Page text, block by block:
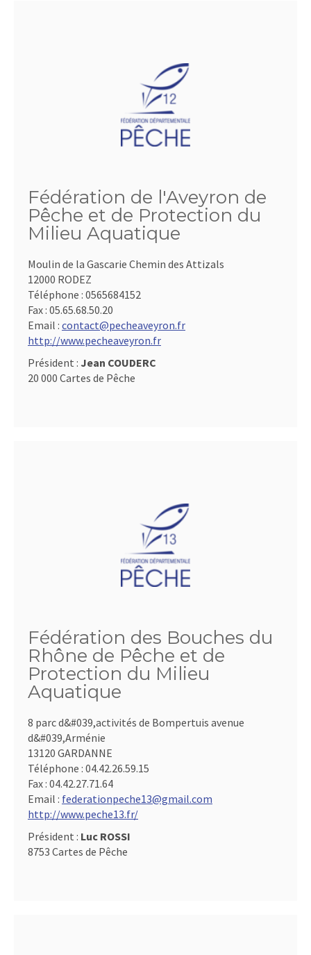
Fédération de l'Aveyron de
Pêche et de Protection du
Milieu Aquatique
Moulin de la Gascarie Chemin des Attizals
12000 RODEZ
Téléphone : 0565684152
Fax : 05.65.68.50.20
Email : contact@pecheaveyron.fr
http://www.pecheaveyron.fr
Président : Jean COUDERC
20 000 Cartes de Pêche
Fédération des Bouches du
Rhône de Pêche et de
Protection du Milieu
Aquatique
8 parc d&#039,activités de Bompertuis avenue
d&#039,Arménie
13120 GARDANNE
Téléphone : 04.42.26.59.15
Fax : 04.42.27.71.64
Email : federationpeche13@gmail.com
http://www.peche13.fr/
Président : Luc ROSSI
8753 Cartes de Pêche